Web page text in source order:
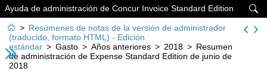

Ayuda de administración de Concur Invoice Standard Edition
 > Resúmenes de notas de la versión de administrador
(traducido, formato HTML) - Edición
estándar > Gasto > Años anteriores > 2018 > Resumen
de administración de Expense Standard Edition de junio de
2018